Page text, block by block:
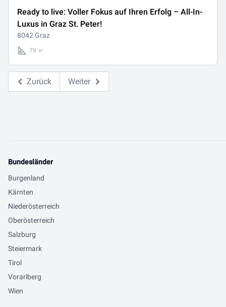
Ready to live: Voller Fokus auf Ihren Erfolg – All-In-
Luxus in Graz St. Peter!
8042 Graz
79 ㎡
Zurück Weiter
Bundesländer
Burgenland
Kärnten
Niederösterreich
Oberösterreich
Salzburg
Steiermark
Tirol
Vorarlberg
Wien